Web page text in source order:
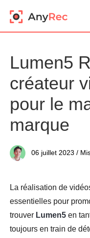
Lumen5
créateur
pour le
marque
06 juillet 2023 /
La réalisation de
essentielles pour
trouver Lumen5 en
toujours en train de